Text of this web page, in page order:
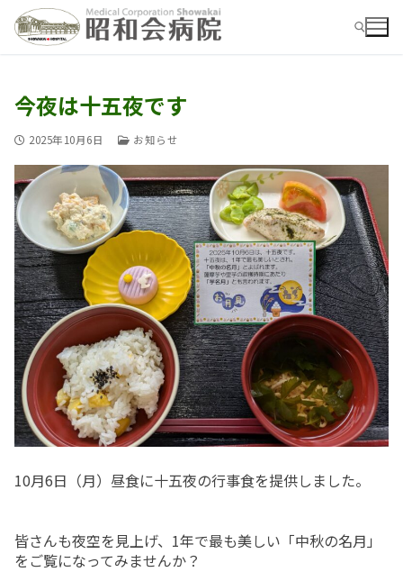
検
索:
お知らせ
病院ご紹介
病院ご紹介top
概要・沿革
フロア案内
交通アクセス
ご意見箱
お問い合わせ
外来
外来top
内科
外科
整形外科
皮膚科
入院
入院top
医療療養病棟
回復期リハビリテーション病棟
地域連携室
在宅事業部
在宅事業部top
訪問介護事業所
看護部
今夜は十五夜です
2025年10月6日 お知らせ
10月6日（月）昼食に十五夜の行事食を提供しました。
皆さんも夜空を見上げ、1年で最も美しい「中秋の名月」
をご覧になってみませんか？